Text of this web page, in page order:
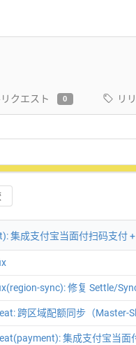
クエスト 0 リ
集成支付宝当面付扫码支付
sync): 修复 Settle/
跨区域配额同步（Master-
集成支付宝当面